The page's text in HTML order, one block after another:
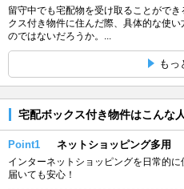
留守中でも宅配物を受け取ることがで
クス付き物件に住んだ際、具体的な使
のではないだろうか。...
もっ
宅配ボックス付き物件はこんな
Point1 ネットショッピング多用
インターネットショッピングを日常的
届いても安心！